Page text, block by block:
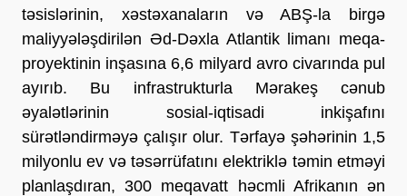
təsislərinin, xəstəxanaların və ABŞ-la birgə
maliyyələşdirilən Əd-Dəxla Atlantik limanı meqa-
proyektinin inşasına 6,6 milyard avro civarında pul
ayırıb. Bu infrastrukturla Mərakeş cənub
əyalətlərinin sosial-iqtisadi inkişafını
sürətləndirməyə çalışır olur. Tərfayə şəhərinin 1,5
milyonlu ev və təsərrüfatını elektriklə təmin etməyi
planlaşdıran, 300 meqavatt həcmli Afrikanın ən